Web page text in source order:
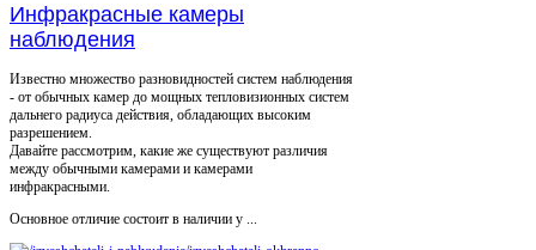
Инфракрасные камеры
наблюдения
Известно множество разновидностей систем наблюдения
- от обычных камер до мощных тепловизионных систем
дальнего радиуса действия, обладающих высоким
разрешением.
Давайте рассмотрим, какие же существуют различия
между обычными камерами и камерами
инфракрасными.
Основное отличие состоит в наличии у ...